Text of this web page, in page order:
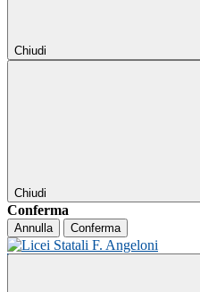
Chiudi
Chiudi
Conferma
Annulla Conferma